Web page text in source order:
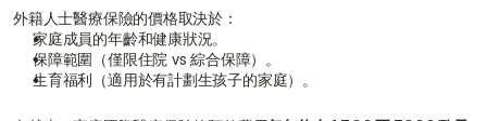
外籍人士醫療保險的價格取決於：
家庭成員的年齡和健康狀況。
保障範圍（僅限住院 vs 綜合保障）。
生育福利（適用於有計劃生孩子的家庭）。